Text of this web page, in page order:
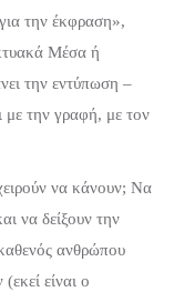
την έκφραση»,
Μέσα ή
την εντύπωση –
με την γραφή, με τον
να κάνουν; Να
να δείξουν την
ανθρώπου
είναι ο